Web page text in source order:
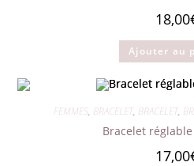
18,00
Ajouter au
FEMMES, BRACELET, BRACELET,
Bracelet
17,00